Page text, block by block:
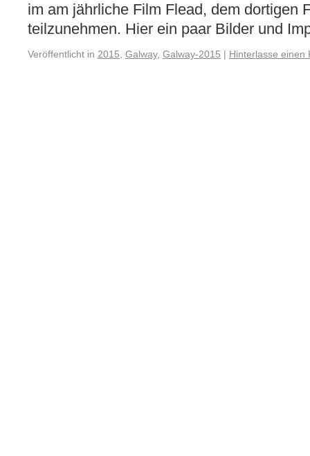
im am jährliche Film Flead, dem dortigen
teilzunehmen. Hier ein paar Bilder und
Veröffentlicht in 2015 Galway, Galway-2015 | Hinterlasse einen